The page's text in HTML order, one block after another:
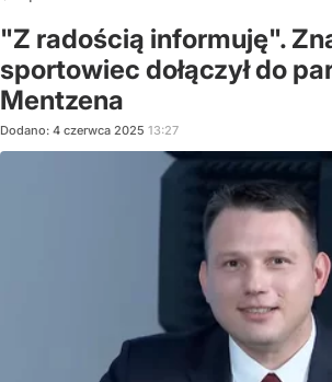
"Z radością informuję".
sportowiec dołączył do
Mentzena
Dodano: 4 czerwca 2025 13:27